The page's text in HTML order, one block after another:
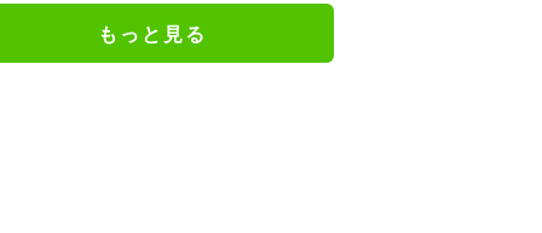
もっと見る